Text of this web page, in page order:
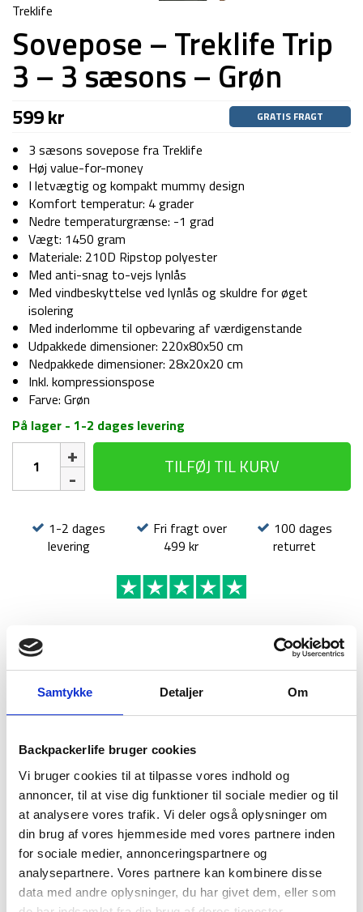
Samtykke Detaljer Om
Backpackerlife bruger cookies
Vi bruger cookies til at tilpasse vores indhold og
annoncer, til at vise dig funktioner til sociale medier og til
at analysere vores trafik. Vi deler også oplysninger om
din brug af vores hjemmeside med vores partnere inden
for sociale medier, annonceringspartnere og
analysepartnere. Vores partnere kan kombinere disse
data med andre oplysninger, du har givet dem, eller som
Treklife
Sovepose – Treklife Trip
3 – 3 sæsons – Grøn
599kr GRATIS FRAGT
3 sæsons sovepose fra Treklife
Høj value-for-money
I letvægtig og kompakt mummy design
Komfort temperatur: 4 grader
Nedre temperaturgrænse: -1 grad
Vægt: 1450 gram
Materiale: 210D Ripstop polyester
Med anti-snag to-vejs lynlås
Med vindbeskyttelse ved lynlås og skuldre for øget
isolering
Med inderlomme til opbevaring af værdigenstande
Udpakkede dimensioner: 220x80x50 cm
Nedpakkede dimensioner: 28x20x20 cm
Inkl. kompressionspose
Farve: Grøn
På lager - 1-2 dages levering
Treklife
TILFØJ TIL KURV
1-2 dages
levering
Fri fragt over
499 kr
100 dages
returret
BESKRIVELSE BRAND FAQ
Denne sovepose i modellen Trip 3 er fra Treklife, som har